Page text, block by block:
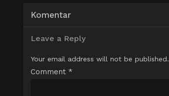
Komentar
Leave a Reply
Your email address will not be published.
Comment *